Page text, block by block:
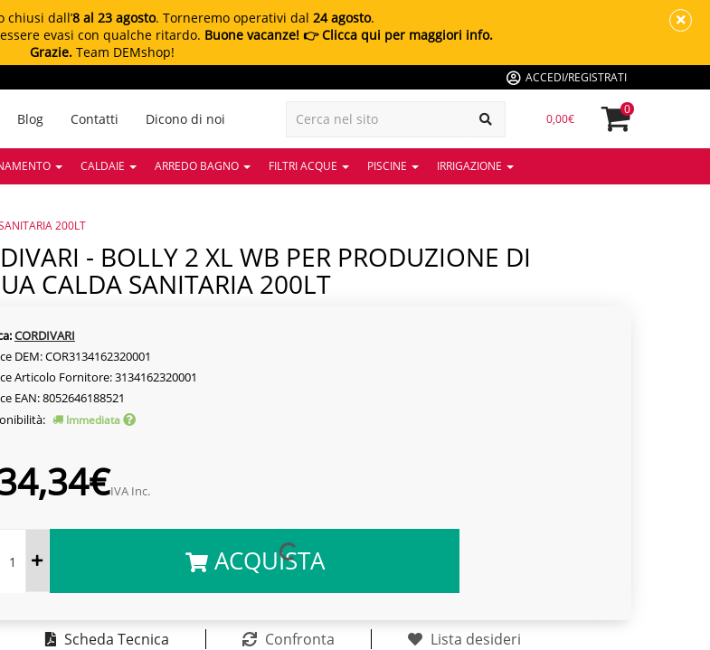
chiusi dall’8 al 23 agosto. Torneremo operativi dal 24 agosto.
evasi con qualche ritardo. Buone vacanze! 👉 Clicca qui per maggiori info.
Grazie. Team DEMshop!
ACCEDI/REGISTRATI
Blog Contatti Dicono di noi 0,00€
0
CALDAIE ARREDO BAGNO FILTRI ACQUE PISCINE IRRIGAZIONE
200LT
CALDA SANITARIA 200LT
CORDIVARI
DEM: COR3134162320001
Articolo Fornitore: 3134162320001
EAN: 8052646188521
Immediata
IVA Inc.
ACQUISTA
Scheda Tecnica Confronta Lista desideri